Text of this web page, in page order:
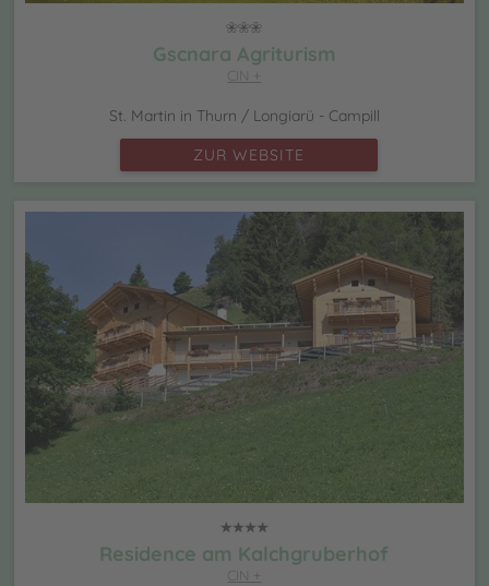
Gscnara Agriturism
CIN +
St. Martin in Thurn / Longiarü - Campill
ZUR WEBSITE
Residence am Kalchgruberhof
CIN +